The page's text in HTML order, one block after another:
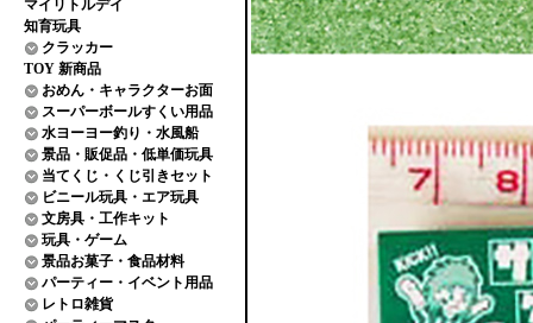
マイリトルデイ
知育玩具
クラッカー
TOY 新商品
おめん・キャラクターお面
スーパーボールすくい用品
水ヨーヨー釣り・水風船
景品・販促品・低単価玩具
当てくじ・くじ引きセット
ビニール玩具・エア玩具
文房具・工作キット
玩具・ゲーム
景品お菓子・食品材料
パーティー・イベント用品
レトロ雑貨